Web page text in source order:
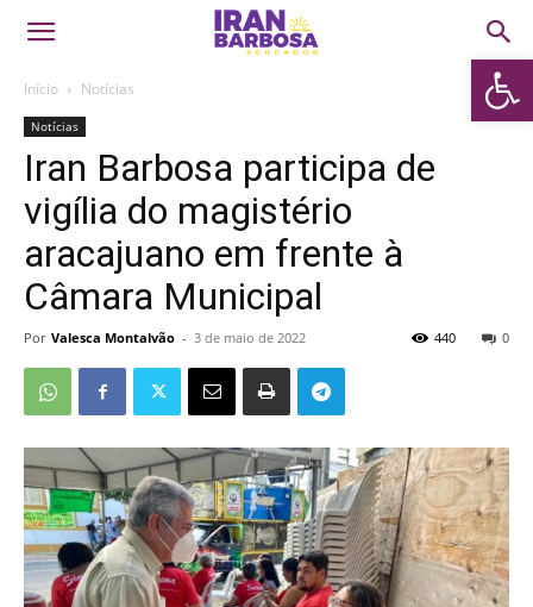
Abrir
Início Notícias
Notícias
Iran Barbosa participa de
vigília do magistério
aracajuano em frente à
Câmara Municipal
Por Valesca Montalvão - 3 de maio de 2022 0
440